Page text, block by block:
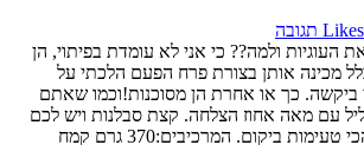
Likes תגובה
העוגיות ולמה?? כי אני לא עומדת בפיתוי, הן
מכינה אותן בצורת פרח הפעם הלכתי על
ביקשה. כך או אחרת הן מסוכנות!וכמו שאתם
עם מאה אחוז הצלחה. קצת סבלנות ויש לכם
צנצנת מלאה בעוגיות הכי טעימות ביקום. המרכיבים:370 גרם קמח